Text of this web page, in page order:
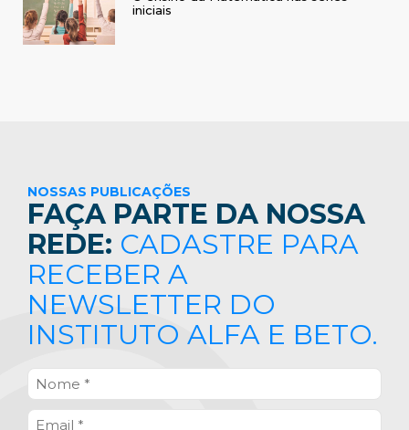
iniciais
NOSSAS PUBLICAÇÕES
FAÇA PARTE DA NOSSA
REDE: CADASTRE PARA
RECEBER A
NEWSLETTER DO
INSTITUTO ALFA E BETO.